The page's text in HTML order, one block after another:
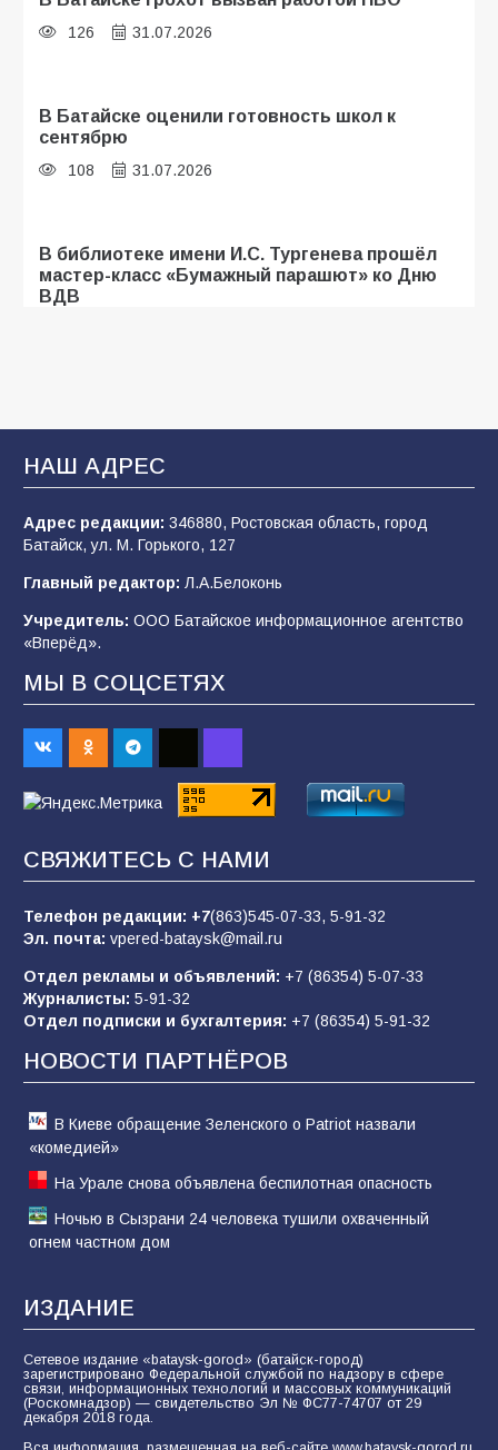
126 31.07.2026
В Батайске оценили готовность школ к
сентябрю
108 31.07.2026
В библиотеке имени И.С. Тургенева прошёл
мастер-класс «Бумажный парашют» ко Дню
ВДВ
образовательного кластера
106 05.08.2026
«Мобилизация или набор?» Что на самом
2026 года
101 03.08.2026
В Батайске продолжаются дорожные работы
98 04.08.2026
пропагандистский вброс
«Слухами Москву не возьмёшь»: почему
заявления Киева о мобилизации — это
отчаяние, а не разведка
81 02.08.2026
НАШ АДРЕС
Адрес редакции: 346880, Ростовская область, город
Батайск, ул. М. Горького, 127
Главный редактор: Л.А.Белоконь
Учредитель: ООО Батайское информационное агентство
«Вперёд».
МЫ В СОЦСЕТЯХ
СВЯЖИТЕСЬ С НАМИ
Телефон редакции: +7(863)545-07-33, 5-91-32
Эл. почта: vpered-bataysk@mail.ru
Отдел рекламы и объявлений: +7 (86354) 5-07-33
Журналисты: 5-91-32
Отдел подписки и бухгалтерия: +7 (86354) 5-91-32
НОВОСТИ ПАРТНЁРОВ
В Киеве обращение Зеленского о Patriot назвали
«комедией»
На Урале снова объявлена беспилотная опасность
Ночью в Сызрани 24 человека тушили охваченный
огнем частном дом
ИЗДАНИЕ
Сетевое издание «bataysk-gorod» (батайск-город)
зарегистрировано Федеральной службой по надзору в сфере
связи, информационных технологий и массовых коммуникаций
(Роскомнадзор) — свидетельство Эл № ФС77-74707 от 29
декабря 2018 года.